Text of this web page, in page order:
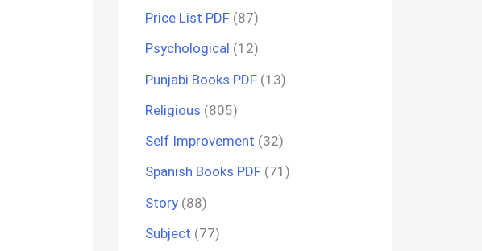
Price List PDF (87)
Psychological (12)
Punjabi Books PDF (13)
Religious (805)
Self Improvement (32)
Spanish Books PDF (71)
Story (88)
Subject (77)